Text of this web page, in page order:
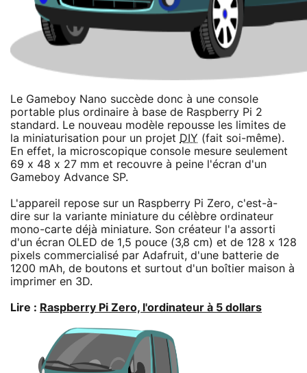
Le Gameboy Nano succède donc à une console
portable plus ordinaire à base de Raspberry Pi 2
standard. Le nouveau modèle repousse les limites de
la miniaturisation pour un projet DIY (fait soi-même).
En effet, la microscopique console mesure seulement
69 x 48 x 27 mm et recouvre à peine l'écran d'un
Gameboy Advance SP.
L'appareil repose sur un Raspberry Pi Zero, c'est-à-
dire sur la variante miniature du célèbre ordinateur
mono-carte déjà miniature. Son créateur l'a assorti
d'un écran OLED de 1,5 pouce (3,8 cm) et de 128 x 128
pixels commercialisé par Adafruit, d'une batterie de
1200 mAh, de boutons et surtout d'un boîtier maison à
imprimer en 3D.
Lire : Raspberry Pi Zero, l'ordinateur à 5 dollars